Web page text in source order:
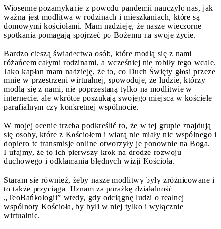
Wiosenne pozamykanie z powodu pandemii nauczyło nas, jak
ważna jest modlitwa w rodzinach i mieszkaniach, które są
domowymi kościołami. Mam nadzieję, że nasze wieczorne
spotkania pomagają spojrzeć po Bożemu na swoje życie.
Bardzo cieszą świadectwa osób, które modlą się z nami
różańcem całymi rodzinami, a wcześniej nie robiły tego wcale.
Jako kapłan mam nadzieję, że to, co Duch Święty głosi przeze
mnie w przestrzeni wirtualnej, spowoduje, że ludzie, którzy
modlą się z nami, nie poprzestaną tylko na modlitwie w
internecie, ale wkrótce poszukają swojego miejsca w kościele
parafialnym czy konkretnej wspólnocie.
W mojej ocenie trzeba podkreślić to, że w tej grupie znajdują
się osoby, które z Kościołem i wiarą nie miały nic wspólnego i
dopiero te transmisje online otworzyły je ponownie na Boga.
I ufajmy, że to ich pierwszy krok na drodze rozwoju
duchowego i odkłamania błędnych wizji Kościoła.
Staram się również, żeby nasze modlitwy były zróżnicowane i
to także przyciąga. Uznam za porażkę działalność
„TeoBańkologii” wtedy, gdy odciągnę ludzi o realnej
wspólnoty Kościoła, by byli w niej tylko i wyłącznie
wirtualnie.